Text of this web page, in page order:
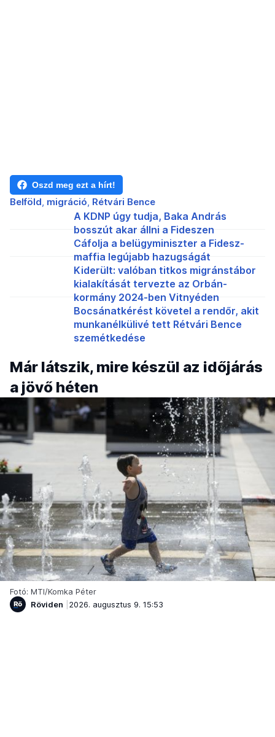
Oszd meg ezt a hírt!
Belföld migráció Rétvári Bence
A KDNP úgy tudja, Baka András
bosszút akar állni a Fideszen
Cáfolja a belügyminiszter a Fidesz-
maffia legújabb hazugságát
Kiderült: valóban titkos migránstábor
kialakítását tervezte az Orbán-
kormány 2024-ben Vitnyéden
Bocsánatkérést követel a rendőr, akit
munkanélkülivé tett Rétvári Bence
szemétkedése
Már látszik, mire készül az időjárás
a jövő héten
Fotó: MTI/Komka Péter
Röviden
2026. augusztus 9. 15:53